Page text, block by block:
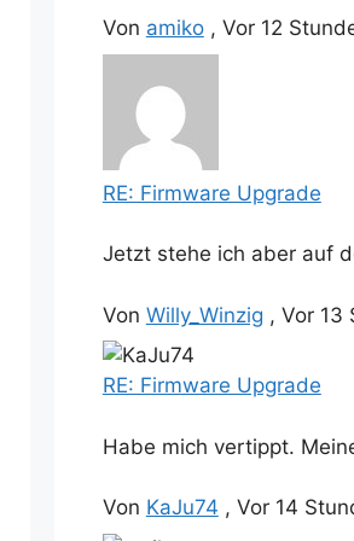
Von amiko, Vor 12
RE: Firmware Upgrade
Jetzt stehe ich aber auf
Von Willy_Winzig , Vor 13
RE: Firmware Upgrade
Habe mich vertippt.
Von KaJu74 , Vor 14